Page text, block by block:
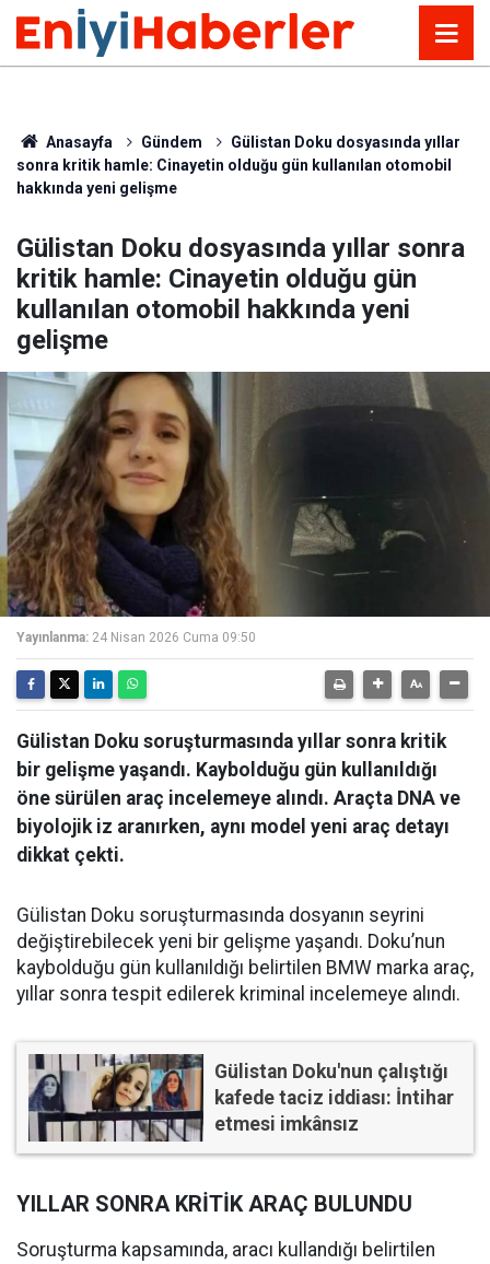
Anasayfa Gündem
Gülistan Doku dosyasında yıllar
sonra kritik hamle: Cinayetin olduğu gün kullanılan otomobil
hakkında yeni gelişme
Gülistan Doku dosyasında yıllar sonra
kritik hamle: Cinayetin olduğu gün
kullanılan otomobil hakkında yeni
gelişme
Yayınlanma: 24 Nisan 2026 Cuma 09:50
Gülistan Doku soruşturmasında yıllar sonra kritik
bir gelişme yaşandı. Kaybolduğu gün kullanıldığı
öne sürülen araç incelemeye alındı. Araçta DNA ve
biyolojik iz aranırken, aynı model yeni araç detayı
dikkat çekti.
Gülistan Doku soruşturmasında dosyanın seyrini
değiştirebilecek yeni bir gelişme yaşandı. Doku’nun
kaybolduğu gün kullanıldığı belirtilen BMW marka araç,
yıllar sonra tespit edilerek kriminal incelemeye alındı.
Gülistan Doku'nun çalıştığı
kafede taciz iddiası: İntihar
etmesi imkânsız
YILLAR SONRA KRİTİK ARAÇ BULUNDU
Soruşturma kapsamında, aracı kullandığı belirtilen